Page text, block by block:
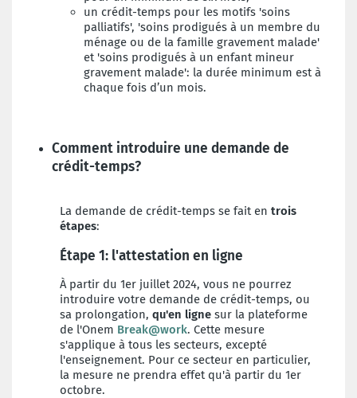
un crédit-temps pour les motifs 'soins
palliatifs', 'soins prodigués à un membre du
ménage ou de la famille gravement malade'
et 'soins prodigués à un enfant mineur
gravement malade': la durée minimum est à
chaque fois d’un mois.
Comment introduire une demande de
crédit-temps?
La demande de crédit-temps se fait en trois
étapes:
Étape 1: l'attestation en ligne
À partir du 1er juillet 2024, vous ne pourrez
introduire votre demande de crédit-temps, ou
sa prolongation, qu'en ligne sur la plateforme
de l'Onem Break@work. Cette mesure
s'applique à tous les secteurs, excepté
l'enseignement. Pour ce secteur en particulier,
la mesure ne prendra effet qu'à partir du 1er
octobre.